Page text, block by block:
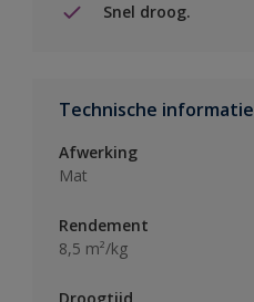
Snel droog.
Technische informatie
Afwerking
Mat
Rendement
8,5 m²/kg